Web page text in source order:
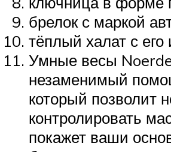
брелок с маркой
тёплый халат с
Умные весы
незаменимый
который позволит
контролировать
покажет ваши